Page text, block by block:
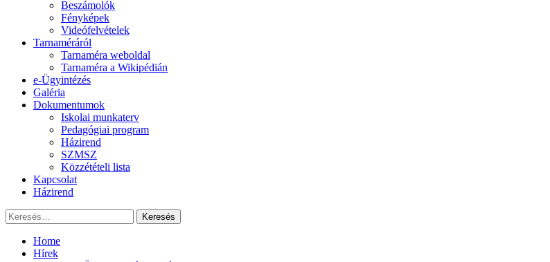
Beszámolók
Fényképek
Videófelvételek
Tarnaméráról
Tarnaméra weboldal
Tarnaméra a Wikipédián
e-Ügyintézés
Galéria
Dokumentumok
Iskolai munkaterv
Pedagógiai program
Házirend
SZMSZ
Közzétételi lista
Kapcsolat
Házirend
Keresés:
Home
Hírek